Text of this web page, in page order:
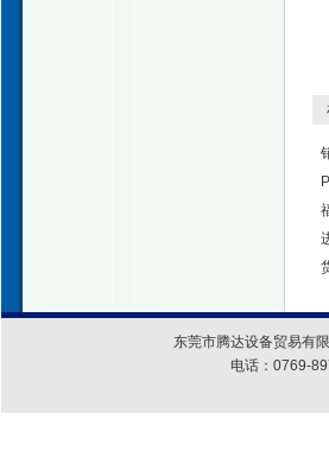
东莞市腾达设备贸易有
电话：0769-